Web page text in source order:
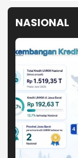
NASIONAL